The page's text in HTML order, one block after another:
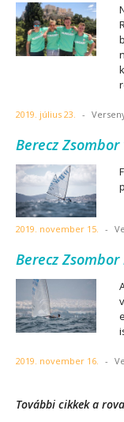
2019. július 23. -
Berecz
2019. november 15. -
Berecz
2019. november 16. -
További cikkek a